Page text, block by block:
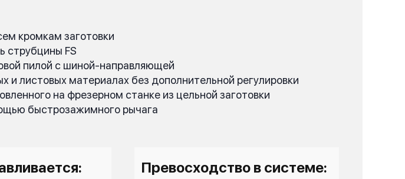
кромкам заготовки
струбцины FS
пилой с шиной-направляющей
и листовых материалах без дополнительной регулировки
на фрезерном станке из цельной заготовки
быстрозажимного рычага
Превосходство в системе: